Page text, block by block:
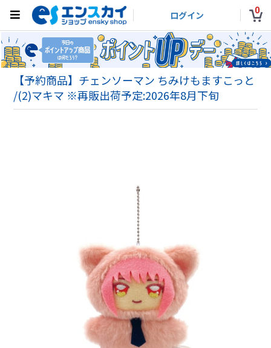
ログイン 0
【予約商品】チェンソーマン ちみけもますこっと
/(2)マキマ ※再販出荷予定:2026年8月下旬